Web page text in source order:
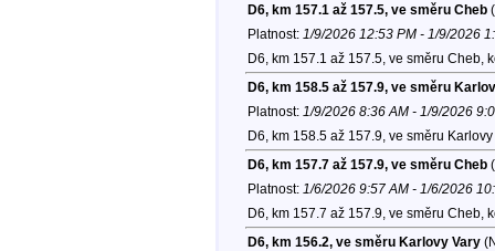
D6, km 157.1 až 157.5, ve směru Cheb
Platnost: 1/9/2026 12:53 PM - 1/9/2026
D6, km 157.1 až 157.5, ve směru Cheb,
D6, km 158.5 až 157.9, ve směru
Platnost: 1/9/2026 8:36 AM - 1/9/2026
D6, km 158.5 až 157.9, ve směru
D6, km 157.7 až 157.9, ve směru Cheb
Platnost: 1/6/2026 9:57 AM - 1/6/2026
D6, km 157.7 až 157.9, ve směru Cheb,
D6, km 156.2, ve směru Karlovy Vary